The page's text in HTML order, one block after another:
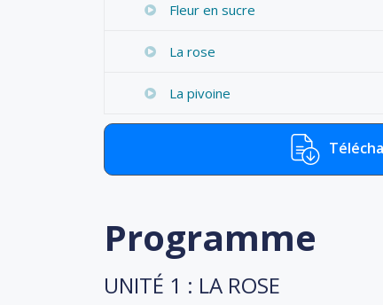
Fleur en sucre
La rose
La pivoine
Programme
UNITÉ 1 : LA ROSE